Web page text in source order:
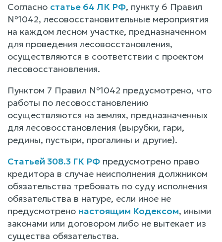
Согласно статье 64 ЛК РФ, пункту 6 Правил
№1042, лесовосстановительные мероприятия
на каждом лесном участке, предназначенном
для проведения лесовосстановления,
осуществляются в соответствии с проектом
лесовосстановления.
Пунктом 7 Правил №1042 предусмотрено, что
работы по лесовосстановлению
осуществляются на землях, предназначенных
для лесовосстановления (вырубки, гари,
редины, пустыри, прогалины и другие).
Статьей 308.3 ГК РФ предусмотрено право
кредитора в случае неисполнения должником
обязательства требовать по суду исполнения
обязательства в натуре, если иное не
предусмотрено настоящим Кодексом, иными
законами или договором либо не вытекает из
существа обязательства.